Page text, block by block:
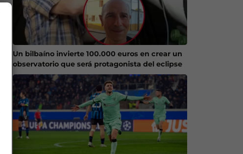
Un bilbaíno invierte 100.000 euros en crear un
observatorio que será protagonista del eclipse